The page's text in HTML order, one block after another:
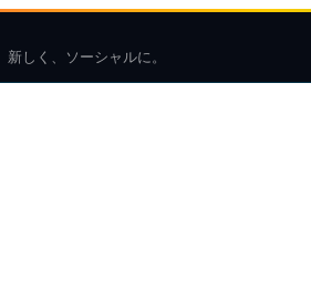
しく、ソーシャルに。